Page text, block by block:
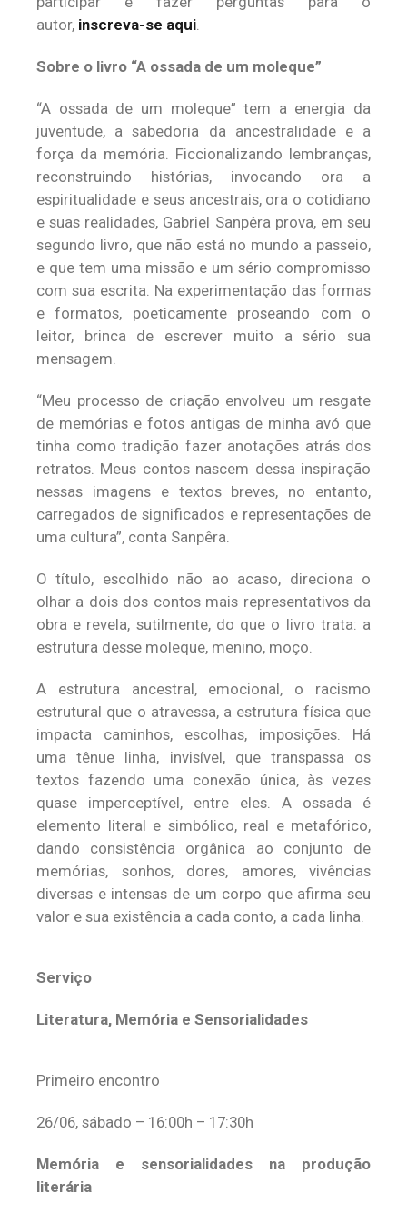
autor, inscreva-se aqui
Sobre o livro “A ossada de um moleque”
“A ossada de um moleque” tem a energia da
juventude, a sabedoria da ancestralidade e a
força da memória. Ficcionalizando lembranças,
reconstruindo histórias, invocando ora a
espiritualidade e seus ancestrais, ora o cotidiano
e suas realidades, Gabriel Sanpêra prova, em seu
segundo livro, que não está no mundo a passeio,
e que tem uma missão e um sério compromisso
com sua escrita. Na experimentação das formas
e formatos, poeticamente proseando com o
leitor, brinca de escrever muito a sério sua
mensagem.
“Meu processo de criação envolveu um resgate
de memórias e fotos antigas de minha avó que
tinha como tradição fazer anotações atrás dos
retratos. Meus contos nascem dessa inspiração
nessas imagens e textos breves, no entanto,
carregados de significados e representações de
uma cultura”, conta Sanpêra.
O título, escolhido não ao acaso, direciona o
olhar a dois dos contos mais representativos da
obra e revela, sutilmente, do que o livro trata: a
estrutura desse moleque, menino, moço.
A estrutura ancestral, emocional, o racismo
estrutural que o atravessa, a estrutura física que
impacta caminhos, escolhas, imposições. Há
uma tênue linha, invisível, que transpassa os
textos fazendo uma conexão única, às vezes
quase imperceptível, entre eles. A ossada é
elemento literal e simbólico, real e metafórico,
dando consistência orgânica ao conjunto de
memórias, sonhos, dores, amores, vivências
diversas e intensas de um corpo que afirma seu
valor e sua existência a cada conto, a cada linha.
Serviço
Literatura, Memória e Sensorialidades
Primeiro encontro
26/06, sábado – 16:00h – 17:30h
Memória e sensorialidades na produção
literária